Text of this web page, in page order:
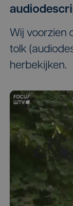
Wij voorzien
tolk
herbekijken.